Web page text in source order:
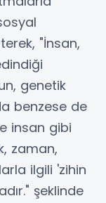
"İnsan,
genetik
benzese de
insan gibi
zaman,
ilgili 'zihin
şeklinde